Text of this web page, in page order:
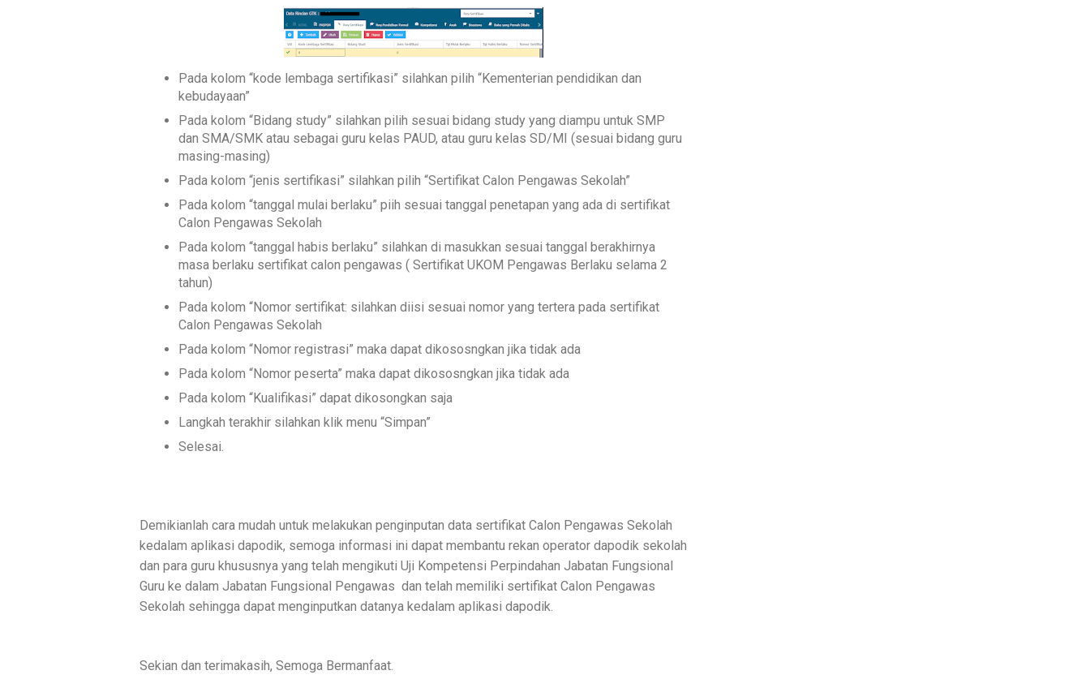
Pada kolom “kode lembaga sertifikasi” silahkan pilih “Kementerian pendidikan dan
kebudayaan”
Pada kolom “Bidang study” silahkan pilih sesuai bidang study yang diampu untuk SMP
dan SMA/SMK atau sebagai guru kelas PAUD, atau guru kelas SD/MI (sesuai bidang guru
masing-masing)
Pada kolom “jenis sertifikasi” silahkan pilih “Sertifikat Calon Pengawas Sekolah”
Pada kolom “tanggal mulai berlaku” piih sesuai tanggal penetapan yang ada di sertifikat
Calon Pengawas Sekolah
Pada kolom “tanggal habis berlaku” silahkan di masukkan sesuai tanggal berakhirnya
masa berlaku sertifikat calon pengawas ( Sertifikat UKOM Pengawas Berlaku selama 2
tahun)
Pada kolom “Nomor sertifikat: silahkan diisi sesuai nomor yang tertera pada sertifikat
Calon Pengawas Sekolah
Pada kolom “Nomor registrasi” maka dapat dikososngkan jika tidak ada
Pada kolom “Nomor peserta” maka dapat dikososngkan jika tidak ada
Pada kolom “Kualifikasi” dapat dikosongkan saja
Langkah terakhir silahkan klik menu “Simpan”
Selesai.
Demikianlah cara mudah untuk melakukan penginputan data sertifikat Calon Pengawas Sekolah
kedalam aplikasi dapodik, semoga informasi ini dapat membantu rekan operator dapodik sekolah
dan para guru khususnya yang telah mengikuti Uji Kompetensi Perpindahan Jabatan Fungsional
Guru ke dalam Jabatan Fungsional Pengawas dan telah memiliki sertifikat Calon Pengawas
Sekolah sehingga dapat menginputkan datanya kedalam aplikasi dapodik.
Sekian dan terimakasih, Semoga Bermanfaat.